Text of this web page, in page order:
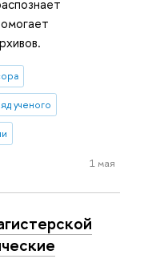
ученого
1 мая